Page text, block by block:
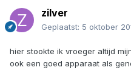
zilver
Geplaatst: 5 oktober
hier stookte ik vroeger altijd
ook een goed apparaat als